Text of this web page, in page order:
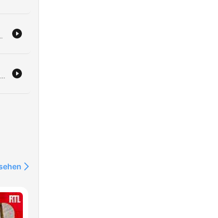
sobre el Mundial 2030. Finalmente, se ofrece una sección de consejos psicológicos para gestionar rumores y una entrevista con la abogada Leticia Valencia sobre procesos legales de inmigración y ciudadanía.
Don Cheto inicia el programa con una serie de anuncios y la promoción de un sorteo de un Nissan Sentra 2026. A lo largo del episodio, los locutores comparten anécdotas personales, recuerdos de videos virales clásicos de internet y relatos cómicos sobre personajes como Marquitos. El programa también aborda eventos locales en Pico Rivera y Plaza México, concluyendo con una divertida discusión sobre la duración ideal de las visitas familiares y sus efectos en el anfitrión.